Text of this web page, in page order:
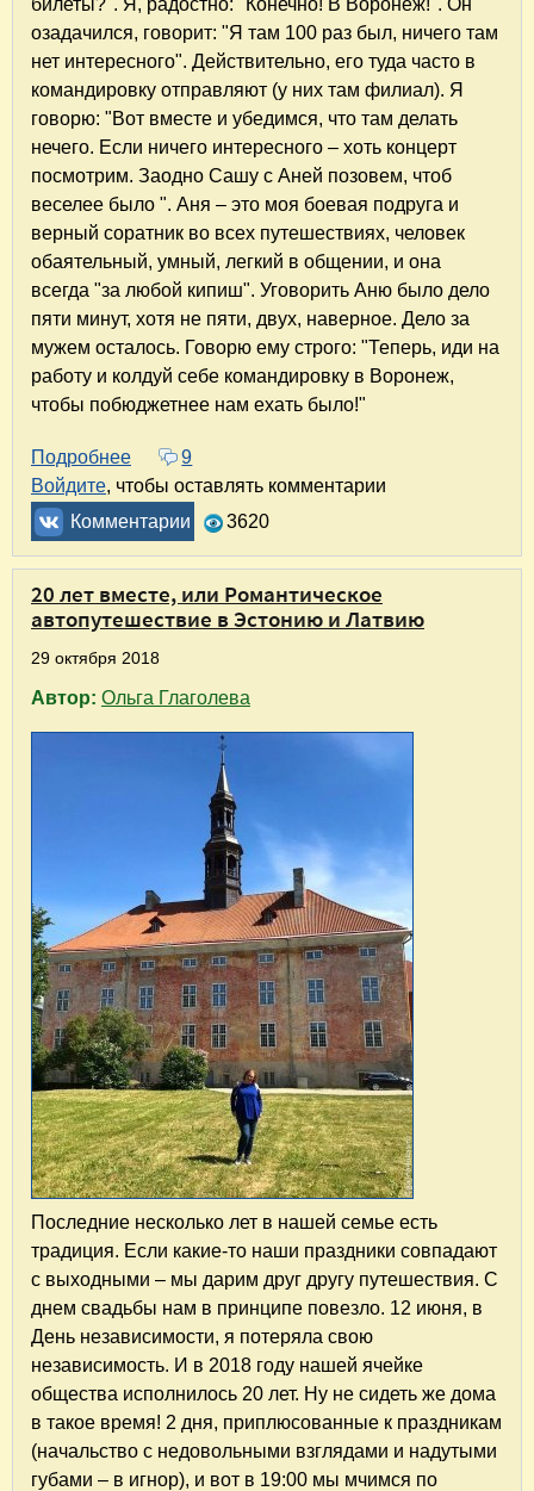
билеты?". Я, радостно: "Конечно! В Воронеж!". Он
озадачился, говорит: "Я там 100 раз был, ничего там
нет интересного". Действительно, его туда часто в
командировку отправляют (у них там филиал). Я
говорю: "Вот вместе и убедимся, что там делать
нечего. Если ничего интересного – хоть концерт
посмотрим. Заодно Сашу с Аней позовем, чтоб
веселее было ". Аня – это моя боевая подруга и
верный соратник во всех путешествиях, человек
обаятельный, умный, легкий в общении, и она
всегда "за любой кипиш". Уговорить Аню было дело
пяти минут, хотя не пяти, двух, наверное. Дело за
мужем осталось. Говорю ему строго: "Теперь, иди на
работу и колдуй себе командировку в Воронеж,
чтобы побюджетнее нам ехать было!"
Подробнее о Два зимних дня в Воронеже, или
9
Войдите, чтобы оставлять комментарии
Комментарии
3620
20 лет вместе, или Романтическое
автопутешествие в Эстонию и Латвию
29 октября 2018
Автор: Ольга Глаголева
Последние несколько лет в нашей семье есть
традиция. Если какие-то наши праздники совпадают
с выходными – мы дарим друг другу путешествия. С
днем свадьбы нам в принципе повезло. 12 июня, в
День независимости, я потеряла свою
независимость. И в 2018 году нашей ячейке
общества исполнилось 20 лет. Ну не сидеть же дома
в такое время! 2 дня, приплюсованные к праздникам
(начальство с недовольными взглядами и надутыми
губами – в игнор), и вот в 19:00 мы мчимся по